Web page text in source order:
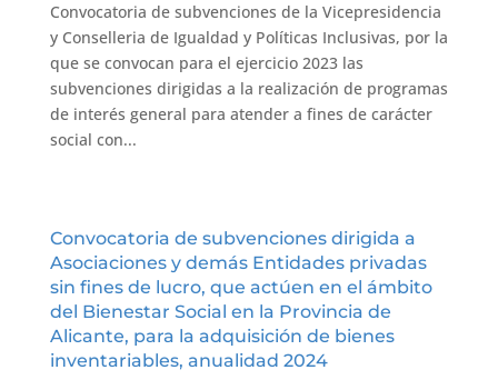
Convocatoria de subvenciones de la Vicepresidencia
y Conselleria de Igualdad y Políticas Inclusivas, por la
que se convocan para el ejercicio 2023 las
subvenciones dirigidas a la realización de programas
de interés general para atender a fines de carácter
social con...
Convocatoria de subvenciones dirigida a
Asociaciones y demás Entidades privadas
sin fines de lucro, que actúen en el ámbito
del Bienestar Social en la Provincia de
Alicante, para la adquisición de bienes
inventariables, anualidad 2024